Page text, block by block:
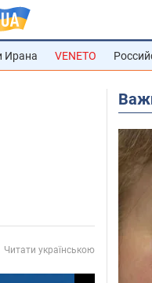
Ирана VENETO
Читати українською